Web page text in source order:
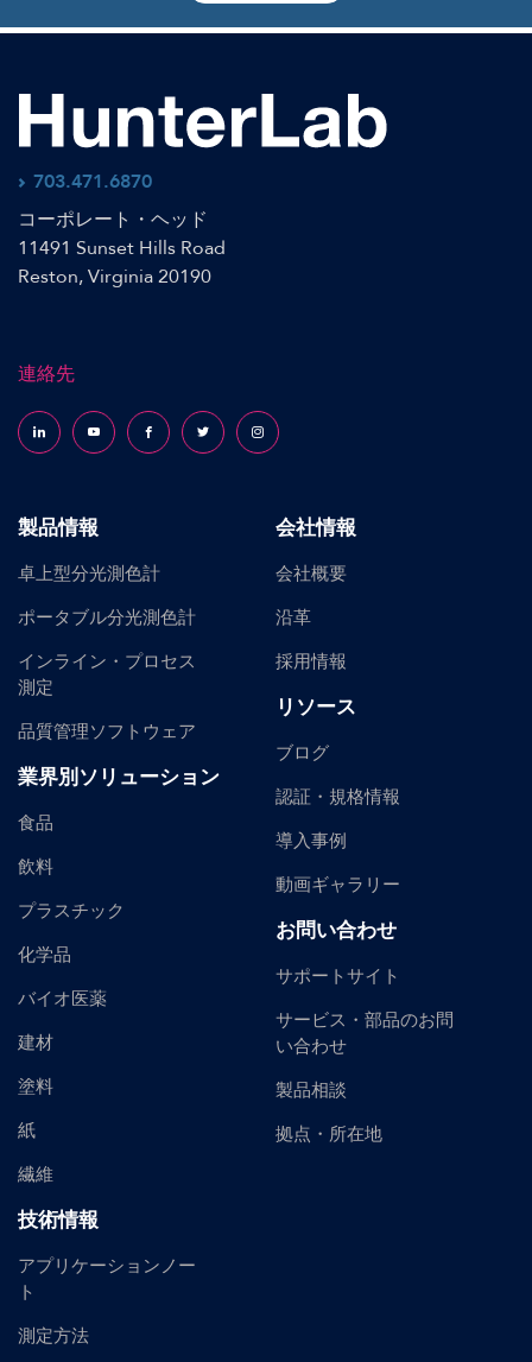
703.471.6870
コーポレート・ヘッド
11491 Sunset Hills Road
Reston, Virginia 20190
連絡先
Follow us on LinkedInFollow us on YouTubeFollow us on Facebook
Follow us on X (formerly Twitter)
Follow us on Instagram
製品情報
卓上型分光測色計
ポータブル分光測色計
インライン・プロセス
測定
品質管理ソフトウェア
業界別ソリューション
食品
飲料
プラスチック
化学品
バイオ医薬
建材
塗料
紙
繊維
技術情報
アプリケーションノー
ト
測定方法
会社情報
会社概要
沿革
採用情報
リソース
ブログ
認証・規格情報
導入事例
動画ギャラリー
お問い合わせ
サポートサイト
サービス・部品のお問
い合わせ
製品相談
拠点・所在地